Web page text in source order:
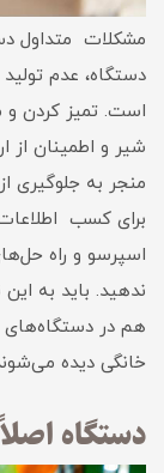
مشکلات متداول
دستگاه، عدم
است. تمیز کردن
شیر و اطمینان از
منجر به جلوگیری
برای کسب
اسپرسو و راه
ندهید. باید به
هم در
خانگی دیده
دستگاه